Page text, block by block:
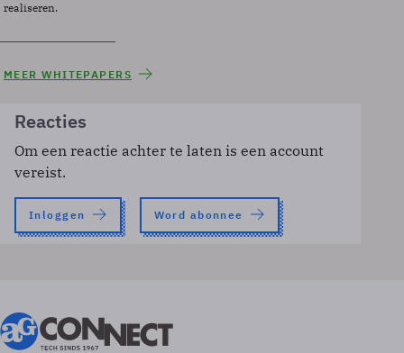
realiseren.
MEER WHITEPAPERS
Reacties
Om een reactie achter te laten is een account
vereist.
Inloggen Word abonnee